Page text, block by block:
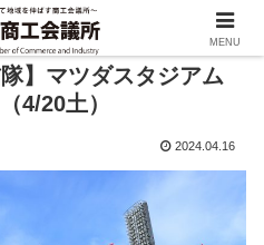
】マツダスタジアム
4/20土）
2024.04.16
MENU